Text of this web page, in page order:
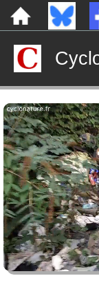
Dépôts
Le canal de
Rechercher